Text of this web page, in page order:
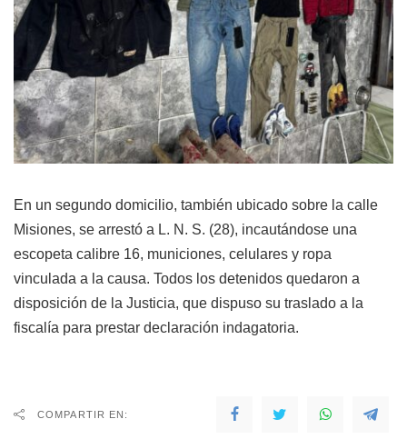
En un segundo domicilio, también ubicado sobre la calle
Misiones, se arrestó a L. N. S. (28), incautándose una
escopeta calibre 16, municiones, celulares y ropa
vinculada a la causa. Todos los detenidos quedaron a
disposición de la Justicia, que dispuso su traslado a la
fiscalía para prestar declaración indagatoria.
COMPARTIR EN: